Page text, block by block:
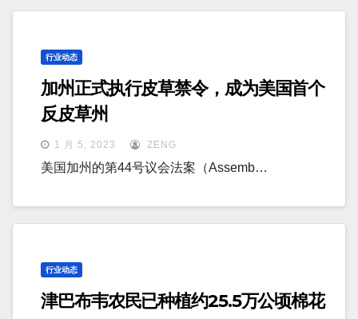
行业动态
加州正式执行皮草禁令，成为美国首个
反皮草州
1 月 5, 2023 ZENG
美国加州的第44号议会法案（Assemb…
行业动态
津巴布韦农民已种植约25.5万公顷棉花